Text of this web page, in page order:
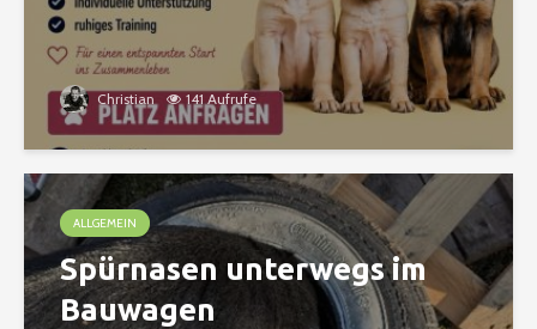
Christian 141 Aufrufe
ALLGEMEIN
Spürnasen unterwegs im
Bauwagen